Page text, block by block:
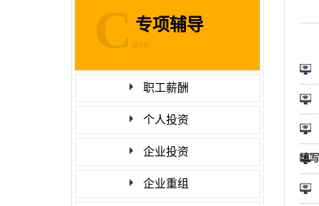
专项辅导
C ase
职工薪酬
个人投资
企业投资
企业重组
填